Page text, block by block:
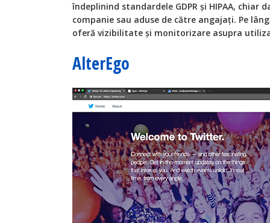
îndeplinind standardele GDPR și HIPAA, chiar
companie sau aduse de către angajați. Pe
oferă vizibilitate și monitorizare asupra
AlterEgo